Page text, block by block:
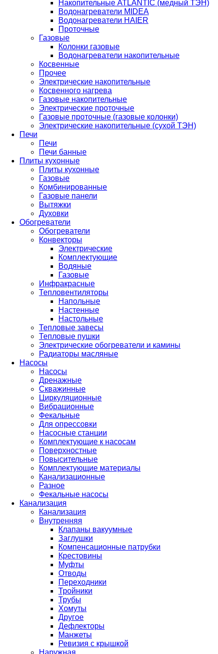
Накопительные ATLANTIC (медный ТЭН)
Водонагреватели MIDEA
Водонагреватели HAIER
Проточные
Газовые
Колонки газовые
Водонагреватели накопительные
Косвенные
Прочее
Электрические накопительные
Косвенного нагрева
Газовые накопительные
Электрические проточные
Газовые проточные (газовые колонки)
Электрические накопительные (сухой ТЭН)
Печи
Печи
Печи банные
Плиты кухонные
Плиты кухонные
Газовые
Комбинированные
Газовые панели
Вытяжки
Духовки
Обогреватели
Обогреватели
Конвекторы
Электрические
Комплектующие
Водяные
Газовые
Инфракрасные
Тепловентиляторы
Напольные
Настенные
Настольные
Тепловые завесы
Тепловые пушки
Электрические обогреватели и камины
Радиаторы масляные
Насосы
Насосы
Дренажные
Скважинные
Циркуляционные
Вибрационные
Фекальные
Для опрессовки
Насосные станции
Комплектующие к насосам
Поверхностные
Повысительные
Комплектующие материалы
Канализационные
Разное
Фекальные насосы
Канализация
Канализация
Внутренняя
Клапаны вакуумные
Заглушки
Компенсационные патрубки
Крестовины
Муфты
Отводы
Переходники
Тройники
Трубы
Хомуты
Другое
Дефлекторы
Манжеты
Ревизия с крышкой